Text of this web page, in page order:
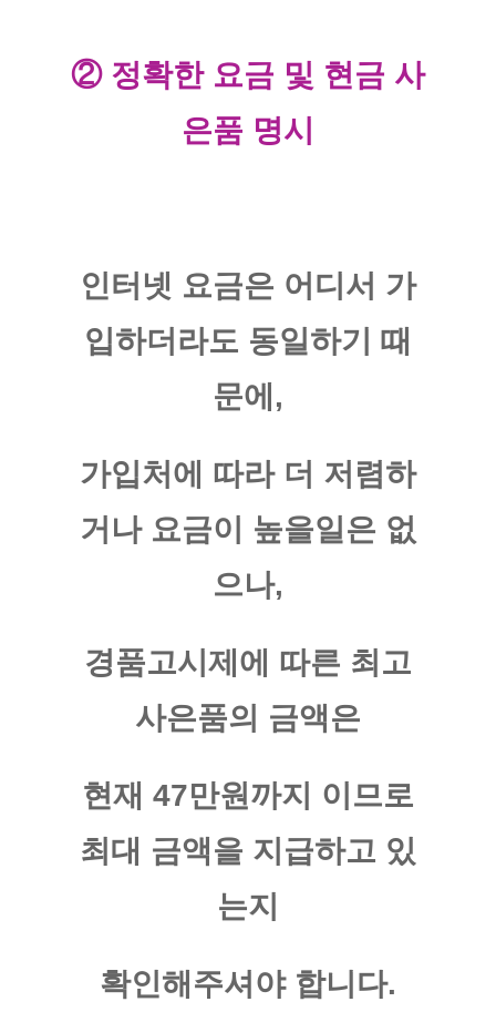
② 정확한 요금 및 현금 사
은품 명시
​인터넷 요금은 어디서 가
입하더라도 동일하기 때
문에,
가입처에 따라 더 저렴하
거나 요금이 높을일은 없
으나,
경품고시제에 따른 최고
사은품의 금액은
현재 47만원까지 이므로
최대 금액을 지급하고 있
는지
확인해주셔야 합니다.